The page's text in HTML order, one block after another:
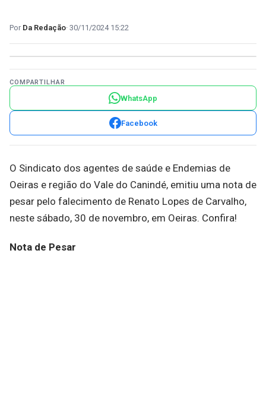
Da Redação 30/11/2024 15:22
COMPARTILHAR
WhatsApp
Facebook
O Sindicato dos agentes de saúde e Endemias de
Oeiras e região do Vale do Canindé, emitiu uma nota de
pesar pelo falecimento de Renato Lopes de Carvalho,
neste sábado, 30 de novembro, em Oeiras. Confira!
Nota de Pesar